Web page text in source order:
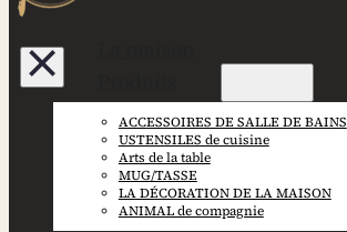
ACCESSOIRES DE SALLE DE BAINS
USTENSILES de cuisine
Arts de la table
MUG/TASSE
LA DÉCORATION DE LA MAISON
ANIMAL de compagnie